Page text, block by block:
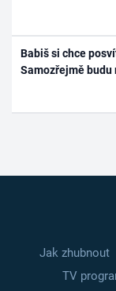
Babiš si chce
Samozřejmě budu
Jak zhubnout
TV